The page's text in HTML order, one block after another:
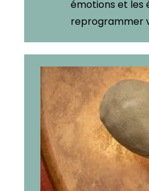
émotions et les
reprogrammer